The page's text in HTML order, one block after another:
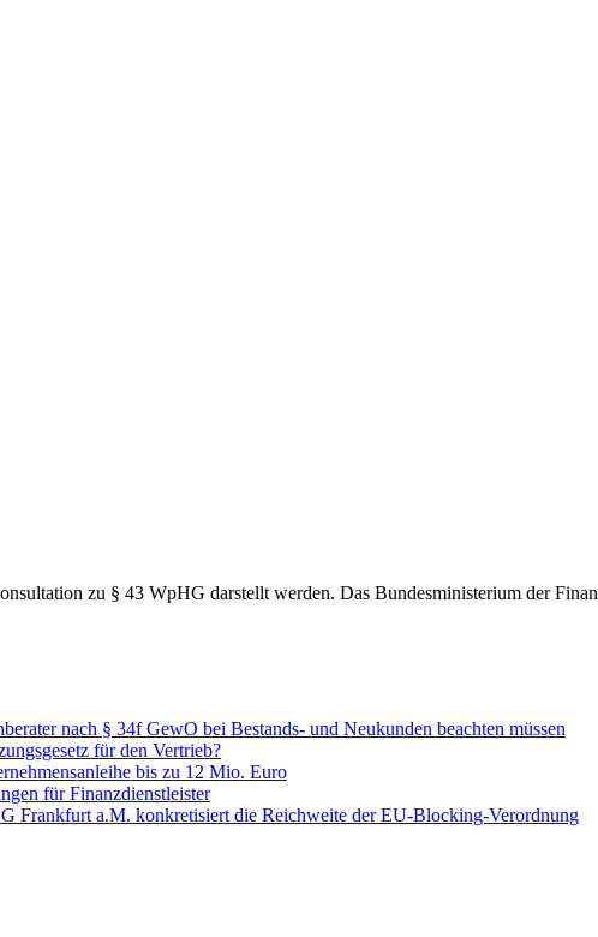
zu § 43 WpHG darstellt werden. Das Bundesministerium der
nach § 34f GewO bei Bestands- und Neukunden beachten müssen
für den Vertrieb?
bis zu 12 Mio. Euro
für Finanzdienstleister
Frankfurt a.M. konkretisiert die Reichweite der EU-Blocking-Verordnung